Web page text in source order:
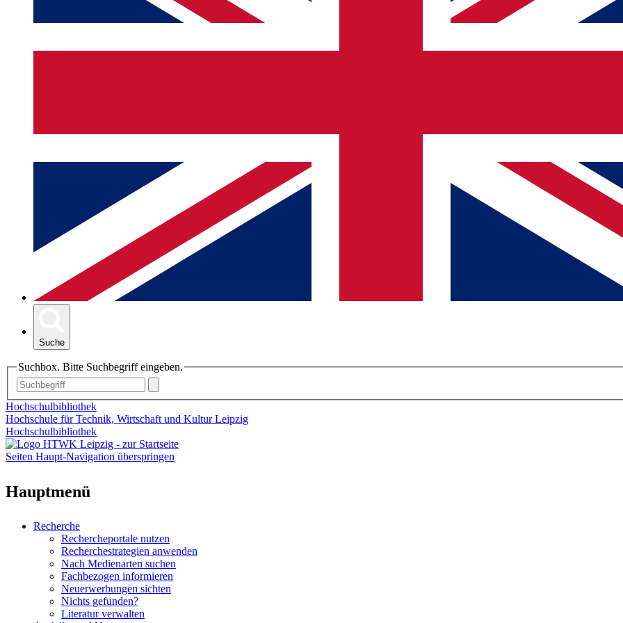
Suche
Suchbox. Bitte Suchbegriff eingeben.
Hochschulbibliothek
Hochschule für Technik, Wirtschaft und Kultur Leipzig
Hochschulbibliothek
Seiten Haupt-Navigation überspringen
Hauptmenü
Recherche
Rechercheportale nutzen
Recherchestrategien anwenden
Nach Medienarten suchen
Fachbezogen informieren
Neuerwerbungen sichten
Nichts gefunden?
Literatur verwalten